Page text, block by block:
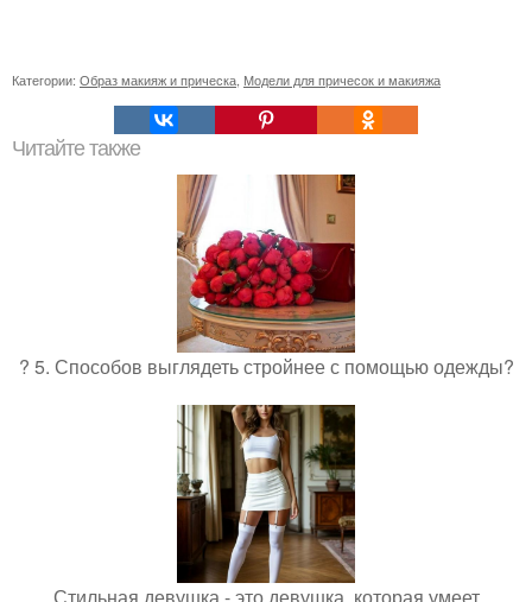
Категории: Образ макияж и прическа Модели для причесок и макияжа
Читайте также
? 5. Способов выглядеть стройнее с помощью одежды?